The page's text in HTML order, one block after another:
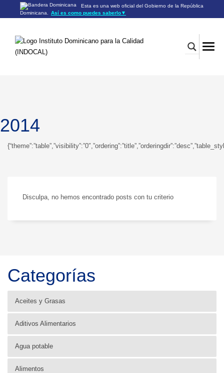
Esta es una web oficial del Gobierno de la República
Dominicana.
Así es como puedes saberlo▼
Los sitios web oficiales utilizan .gob.do o .gov.do
Los sitios web oficiales .gob.do o .gov.do seguros utilizan
HTTPS
2014
Disculpa, no hemos encontrado posts con tu criterio
Categorías
Aceites y Grasas
Aditivos Alimentarios
Agua potable
Alimentos